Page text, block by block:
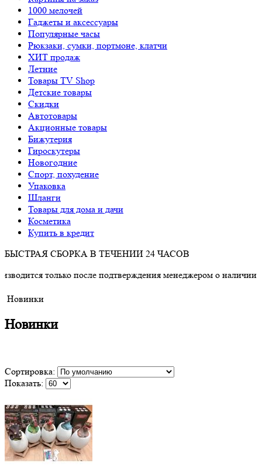
1000 мелочей
Гаджеты и аксессуары
Популярные часы
Рюкзаки, сумки, портмоне, клатчи
ХИТ продаж
Летние
Товары TV Shop
Детские товары
Cкидки
Автотовары
Акционные товары
Бижутерия
Гироскутеры
Новогодние
Спорт, похудение
Упаковка
Шланги
Товары для дома и дачи
Косметика
Купить в кредит
БЫСТРАЯ СБОРКА В ТЕЧЕНИИ 24 ЧАСОВ
только после подтверждения менеджером о наличии товара.
Новинки
Новинки
Сортировка:
Показать: